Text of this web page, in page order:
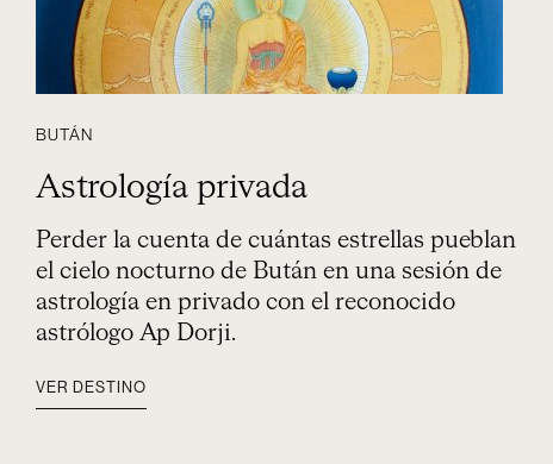
BUTÁN
Astrología privada
Perder la cuenta de cuántas estrellas pueblan
el cielo nocturno de Bután en una sesión de
astrología en privado con el reconocido
astrólogo Ap Dorji.
VER DESTINO